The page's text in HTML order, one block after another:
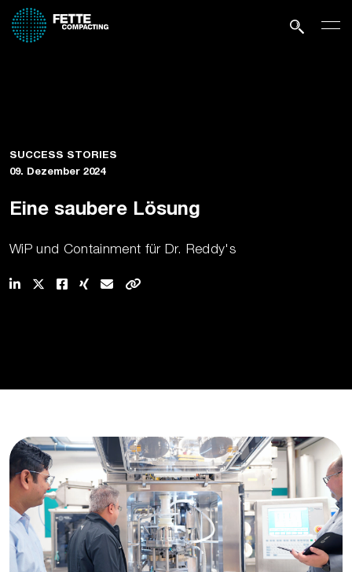
SUCCESS STORIES
09. Dezember 2024
Eine saubere Lösung
WiP und Containment für Dr. Reddy's